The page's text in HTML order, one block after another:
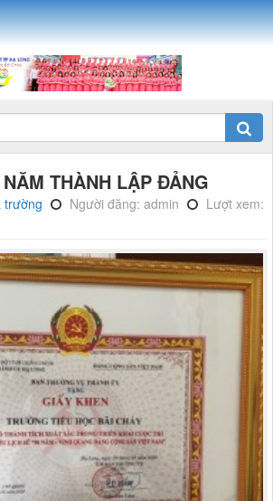
THÀNH LẬP ĐẢNG
trường Người đăng: admin
Lượt xem: